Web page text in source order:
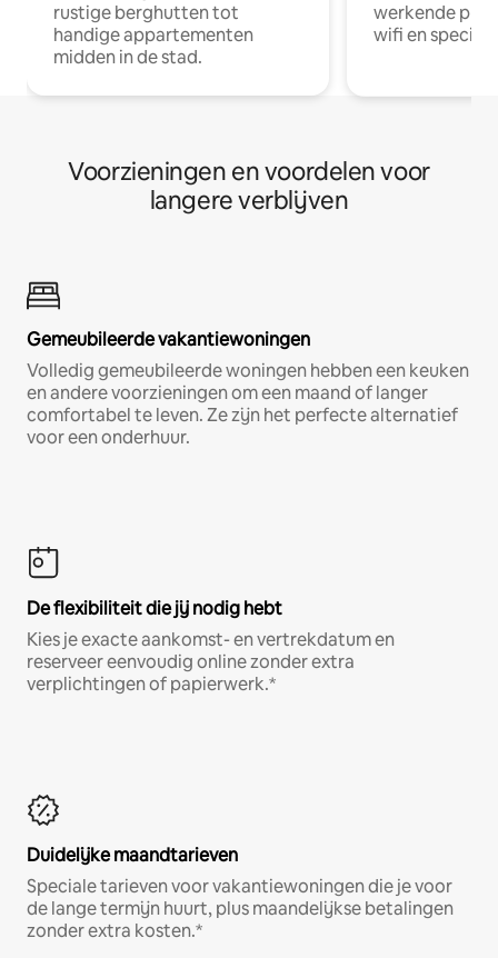
rustige berghutten tot
handige appartementen
midden in de stad.
werkende
wifi en
Voorzieningen en voordelen voor
langere verblijven
Gemeubileerde vakantiewoningen
Volledig gemeubileerde woningen hebben een keuken
en andere voorzieningen om een maand of langer
comfortabel te leven. Ze zijn het perfecte alternatief
voor een onderhuur.
De flexibiliteit die jij nodig hebt
Kies je exacte aankomst- en vertrekdatum en
reserveer eenvoudig online zonder extra
verplichtingen of papierwerk.*
Duidelijke maandtarieven
Speciale tarieven voor vakantiewoningen die je voor
de lange termijn huurt, plus maandelijkse betalingen
zonder extra kosten.*